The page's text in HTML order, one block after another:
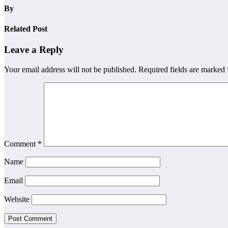
By
Related Post
Leave a Reply
Your email address will not be published. Required fields are marked
Comment *
Name
Email
Website